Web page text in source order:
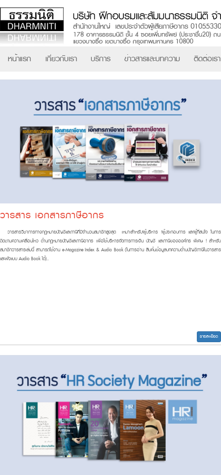
หน้าแรก เกี่ยวกับเรา บริการ ข่าวสารและบทความ ติดต่อเรา
วารสาร เอกสารภาษีอากร
วารสารวิชาการทางกฎหมายบัญชีและภาษีที่มีจำนวนสมาชิกสูงสุด เหมาะสำหรับผู้บริหาร ผู้ประกอบการ และผู้ที่สนใจ ในการ
ติดตามความเคลื่อนไหว ด้านกฎหมายบัญชีและภาษีอากร เพื่อใช้บริหารจัดการการเงิน บัญชี และภาษีขององค์กร พิเศษ ! สำหรับ
สมาชิกวารสารเล่มนี้ สามารถใช้งาน e-Magazine Index & Audio Book (ในการอ่าน สืบค้นข้อมูลบทความด้านบัญชีภาษีในวารสาร
และฟังแบบ Audio Book ได้)..
รายละเอียด